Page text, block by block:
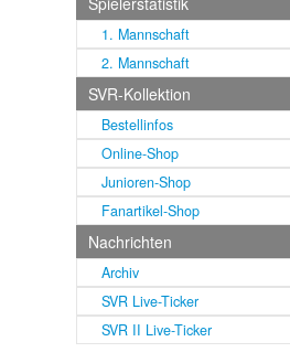
1. Mannschaft
2. Mannschaft
SVR-Kollektion
Bestellinfos
Online-Shop
Junioren-Shop
Fanartikel-Shop
Nachrichten
Archiv
SVR Live-Ticker
SVR II Live-Ticker